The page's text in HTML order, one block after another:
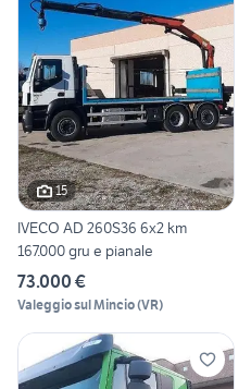
15
IVECO AD 260S36 6x2 km
167.000 gru e pianale
73.000 €
Valeggio sul Mincio(VR)